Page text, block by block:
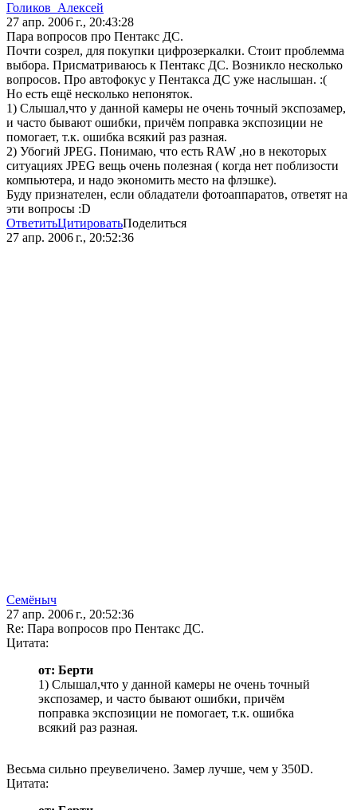
Голиков_Алексей
27 апр. 2006 г., 20:43:28
Пара вопросов про Пентакс ДС.
Почти созрел, для покупки цифрозеркалки. Стоит проблемма
выбора. Присматриваюсь к Пентакс ДС. Возникло несколько
вопросов. Про автофокус у Пентакса ДС уже наслышан. :(
Но есть ещё несколько непоняток.
1) Слышал,что у данной камеры не очень точный экспозамер,
и часто бывают ошибки, причём поправка экспозиции не
помогает, т.к. ошибка всякий раз разная.
2) Убогий JPEG. Понимаю, что есть RAW ,но в некоторых
ситуациях JPEG вещь очень полезная ( когда нет поблизости
компьютера, и надо экономить место на флэшке).
Буду признателен, если обладатели фотоаппаратов, ответят на
эти вопросы :D
ОтветитьЦитироватьПоделиться
27 апр. 2006 г., 20:52:36
Семёныч
27 апр. 2006 г., 20:52:36
Re: Пара вопросов про Пентакс ДС.
Цитата:
от: Берти
1) Слышал,что у данной камеры не очень точный
экспозамер, и часто бывают ошибки, причём
поправка экспозиции не помогает, т.к. ошибка
всякий раз разная.
Весьма сильно преувеличено. Замер лучше, чем у 350D.
Цитата: